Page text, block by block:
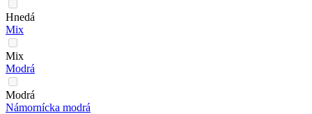
Hnedá
Mix
Mix
Modrá
Modrá
Námornícka modrá